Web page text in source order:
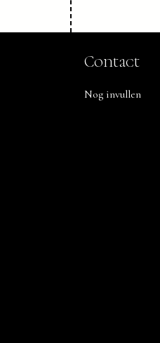
Contact
Nog invullen